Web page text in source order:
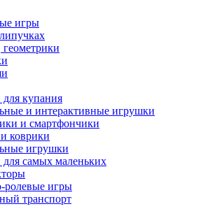
игры
купания
и интерактивные игрушки
и смартфончики
коврики
игрушки
самых маленьких
игры
транспорт